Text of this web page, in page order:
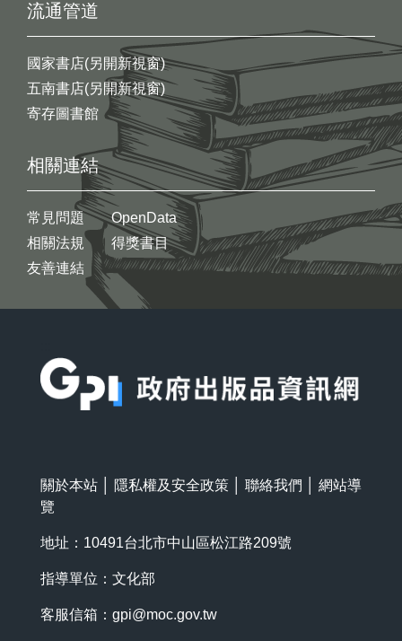
流通管道
國家書店(另開新視窗)
五南書店(另開新視窗)
寄存圖書館
相關連結
常見問題
相關法規
友善連結
OpenData
得獎書目
關於本站 隱私權及安全政策 聯絡我們
網站導
覽
地址：10491台北市中山區松江路209號
指導單位：文化部
客服信箱： gpi@moc.gov.tw